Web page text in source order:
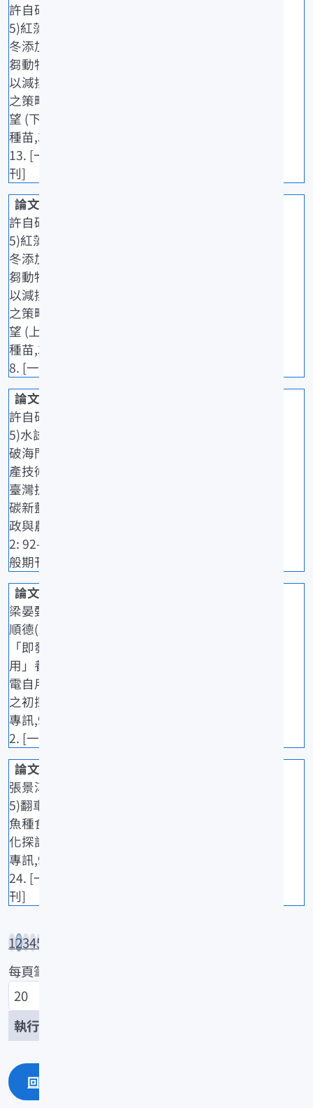
許自研(202
5)紅藻海門
冬添加於反
芻動物飼料
以減排甲烷
之策略與展
望 (下).水產
種苗,330: 8-
13. [一般期
刊]
許自研(202
5)紅藻海門
冬添加於反
芻動物飼料
以減排甲烷
之策略與展
望 (上).水產
種苗,329: 1-
8. [一般期刊]
許自研(202
5)水試所突
破海門冬量
產技術助力
臺灣搶攻減
碳新藍海.農
政與農情,40
2: 92-96. [一
般期刊]
梁晏甄、楊
順德(2025)
「即發即
用」養殖自
電自用模組
之初探.水試
專訊,91: 9-1
2. [一般期刊]
張景淳(202
5)翻車魨科
魚種食性變
化探討.水試
專訊,91: 21-
24. [一般期
刊]
12345
每頁筆數
回上一頁